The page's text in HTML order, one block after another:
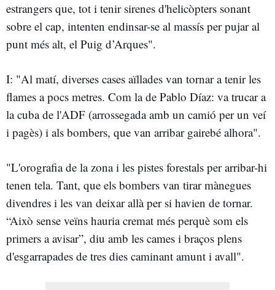
estrangers que, tot i tenir sirenes d'helicòpters sonant
sobre el cap, intenten endinsar-se al massís per pujar al
punt més alt, el Puig d’Arques".
I: "Al matí, diverses cases aïllades van tornar a tenir les
flames a pocs metres. Com la de Pablo Díaz: va trucar a
la cuba de l'ADF (arrossegada amb un camió per un veí
i pagès) i als bombers, que van arribar gairebé alhora".
"L'orografia de la zona i les pistes forestals per arribar-hi
tenen tela. Tant, que els bombers van tirar mànegues
divendres i les van deixar allà per si havien de tornar.
“Això sense veïns hauria cremat més perquè som els
primers a avisar”, diu amb les cames i braços plens
d'esgarrapades de tres dies caminant amunt i avall".